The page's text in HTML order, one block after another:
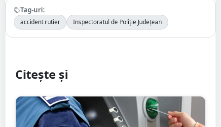
Tag-uri:
accident rutier Inspectoratul de Poliție Județean
Citește și